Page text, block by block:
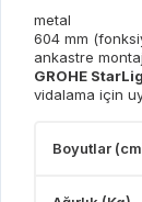
metal
604 mm
ankastre montaj
GROHE
vidalama için
Boyutlar